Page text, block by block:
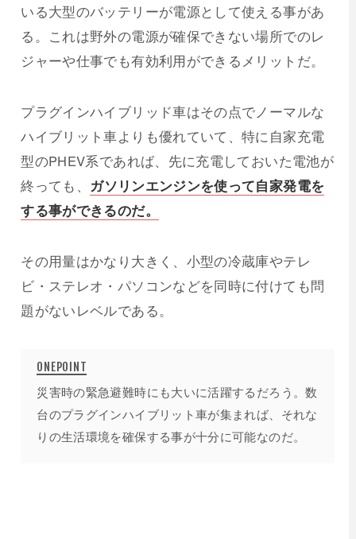
いる大型のバッテリーが電源として使える事があ
る。これは野外の電源が確保できない場所でのレ
ジャーや仕事でも有効利用ができるメリットだ。
プラグインハイブリッド車はその点でノーマルな
ハイブリット車よりも優れていて、特に自家充電
型のPHEV系であれば、先に充電しておいた電池が
終っても、 ガソリンエンジンを使って自家発電を
する事ができるのだ。
その用量はかなり大きく、小型の冷蔵庫やテレ
ビ・ステレオ・パソコンなどを同時に付けても問
題がないレベルである。
災害時の緊急避難時にも大いに活躍するだろう。数
台のプラグインハイブリット車が集まれば、それな
りの生活環境を確保する事が十分に可能なのだ。